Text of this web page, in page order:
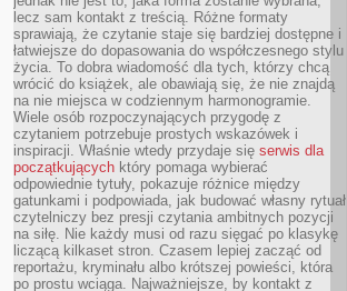
lecz sam kontakt z treścią. Różne formaty
sprawiają, że czytanie staje się bardziej dostępne i
łatwiejsze do dopasowania do współczesnego stylu
życia. To dobra wiadomość dla tych, którzy chcą
wrócić do książek, ale obawiają się, że nie znajdą
na nie miejsca w codziennym harmonogramie.
Wiele osób rozpoczynających przygodę z
czytaniem potrzebuje prostych wskazówek i
inspiracji. Właśnie wtedy przydaje się serwis dla
początkujących który pomaga wybierać
odpowiednie tytuły, pokazuje różnice między
gatunkami i podpowiada, jak budować własny rytuał
czytelniczy bez presji czytania ambitnych pozycji
na siłę. Nie każdy musi od razu sięgać po klasykę
liczącą kilkaset stron. Czasem lepiej zacząć od
reportażu, kryminału albo krótszej powieści, która
po prostu wciąga. Najważniejsze, by kontakt z